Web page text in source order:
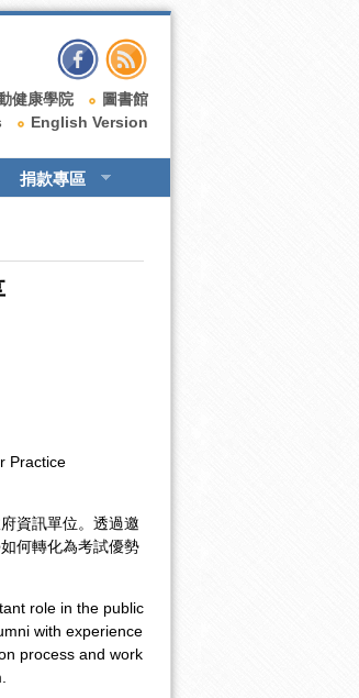
健康學院
圖書館
English Version
捐款專區
Practice
資訊單位。透過邀
何轉化為考試優勢
role in the public
with experience
process and work